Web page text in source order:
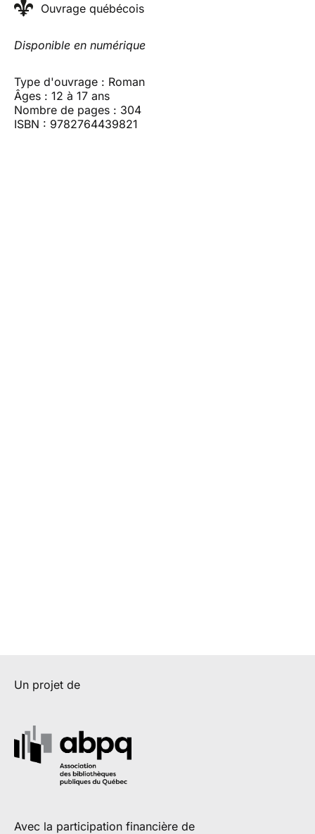
Ouvrage québécois
Disponible en numérique
Type d'ouvrage : Roman
Âges : 12 à 17 ans
Nombre de pages : 304
ISBN : 9782764439821
Un projet de
Avec la participation financière de